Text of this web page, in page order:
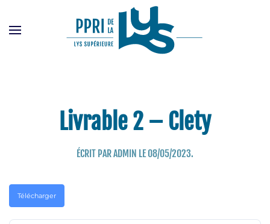
Livrable 2 – Clety
ÉCRIT PARADMIN LE08/05/2023.
Télécharger